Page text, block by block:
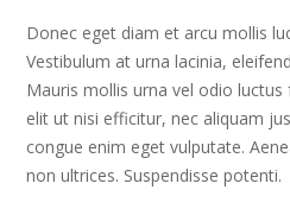
Donec eget diam et arcu mollis
Vestibulum at urna lacinia,
Mauris mollis urna vel odio luctus
elit ut nisi efficitur, nec aliquam
congue enim eget vulputate.
non ultrices. Suspendisse potenti.